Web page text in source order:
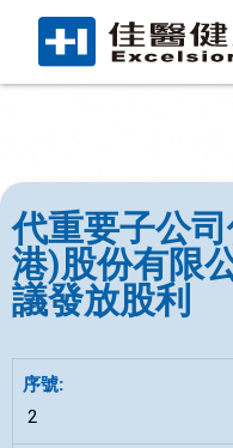
代重要子公
港)股份有限
議發放股利
2